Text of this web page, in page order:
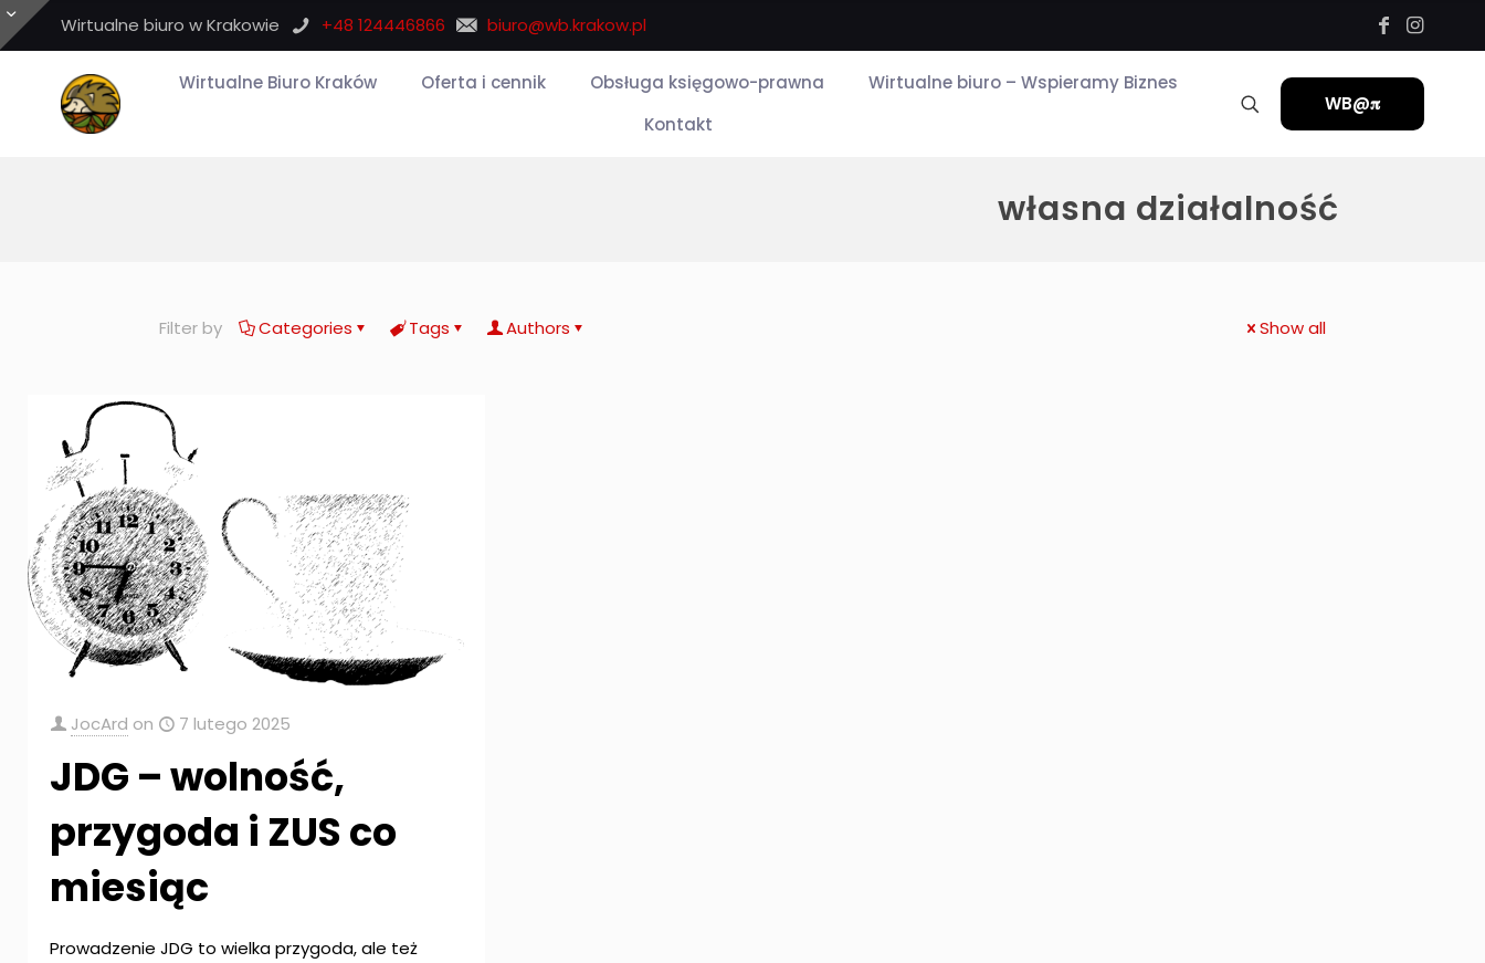
Wirtualne biuro w Krakowie +48 124446866 biuro@wb.krakow.pl
Wirtualne Biuro Kraków Oferta i cennik Obsługa księgowo-prawna
Wirtualne biuro – Wspieramy Biznes
Kontakt
WB@𝛑
własna działalność
Filter by Categories Tags Authors Show all
JocArd on 7 lutego 2025
JDG – wolność,
przygoda i ZUS co
miesiąc
Prowadzenie JDG to wielka przygoda, ale też